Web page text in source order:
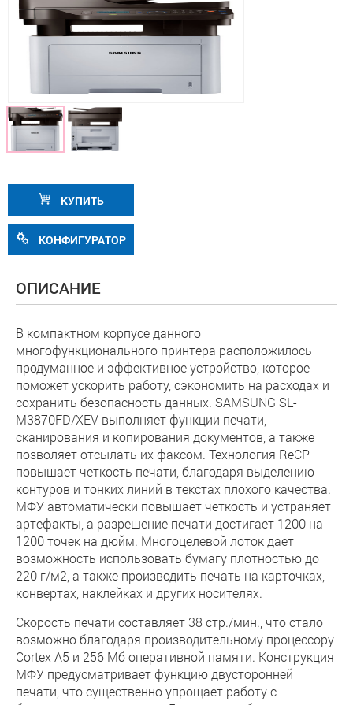
КУПИТЬ
КОНФИГУРАТОР
ОПИСАНИЕ
В компактном корпусе данного
многофункционального принтера расположилось
продуманное и эффективное устройство, которое
поможет ускорить работу, сэкономить на расходах и
сохранить безопасность данных. SAMSUNG SL-
M3870FD/XEV выполняет функции печати,
сканирования и копирования документов, а также
позволяет отсылать их факсом. Технология ReCP
повышает четкость печати, благодаря выделению
контуров и тонких линий в текстах плохого качества.
МФУ автоматически повышает четкость и устраняет
артефакты, а разрешение печати достигает 1200 на
1200 точек на дюйм. Многоцелевой лоток дает
возможность использовать бумагу плотностью до
220 г/м2, а также производить печать на карточках,
конвертах, наклейках и других носителях.
Скорость печати составляет 38 стр./мин., что стало
возможно благодаря производительному процессору
Cortex A5 и 256 Мб оперативной памяти. Конструкция
МФУ предусматривает функцию двусторонней
печати, что существенно упрощает работу с